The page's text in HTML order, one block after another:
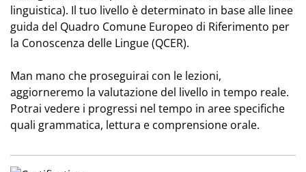
linguistica). Il tuo livello è determinato in base alle linee
guida del Quadro Comune Europeo di Riferimento per
la Conoscenza delle Lingue (QCER).
Man mano che proseguirai con le lezioni,
aggiorneremo la valutazione del livello in tempo reale.
Potrai vedere i progressi nel tempo in aree specifiche
quali grammatica, lettura e comprensione orale.